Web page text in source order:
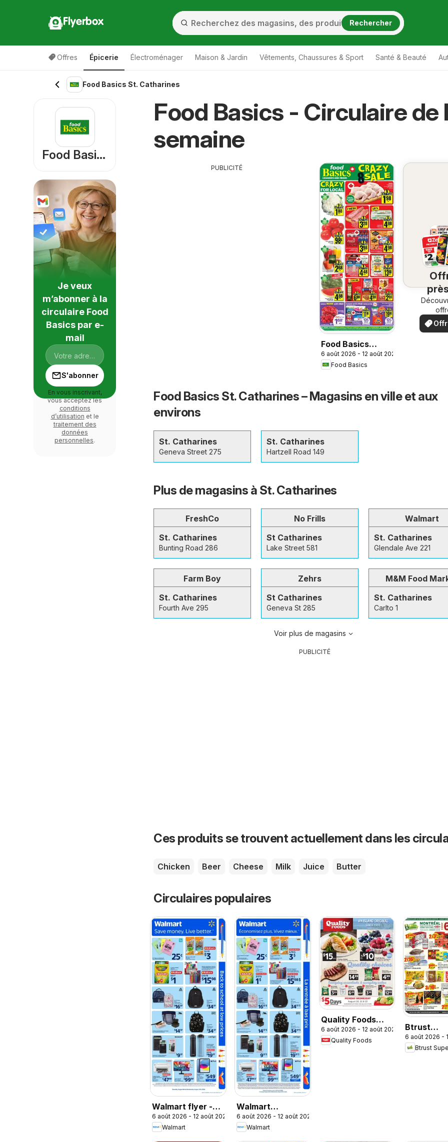
Flyerbox Rechercher
Offres Épicerie Électroménager Maison & Jardin Vêtements, Chaussures & Sport Santé & Beauté
Food Basics St. Catharines
Food Basics - Circulaire de
semaine
PUBLICITÉ
Food Basics
weekly flyer /
circulaire
6 août 2026 - 12 août 2026
Food Basics
chez
Food Basics St. Catharines – Magasins en ville et aux
environs
St. Catharines
Geneva Street 275
St. Catharines
Hartzell Road 149
Plus de magasins à St. Catharines
FreshCo
St. Catharines
Bunting Road 286
No Frills
St Catharines
Lake Street 581
Walmart
St. Catharines
Glendale Ave 221
Farm Boy
St. Catharines
Fourth Ave 295
Zehrs
St Catharines
Geneva St 285
M&M Food
St. Catharines
Carlto 1
Voir plus de magasins
PUBLICITÉ
Ces produits se trouvent actuellement dans les
Chicken Beer Cheese Milk Juice Butter
Circulaires populaires
Walmart flyer -
Back to school at
low prices
6 août 2026 - 12 août 2026
Walmart
Walmart
circulaire - La
rentrée à bas prix
6 août 2026 - 12 août 2026
Walmart
Quality Foods
weekly flyer /
circulaire
6 août 2026 - 12 août 2026
Quality Foods
Btrust
weekly
6 août 2026 -
Btrust
Food Basics
Je veux
m’abonner à la
circulaire Food
Basics par e-
mail
S'abonner
En vous inscrivant,
vous acceptez les
conditions
d’utilisation et le
traitement des
données
personnelles.